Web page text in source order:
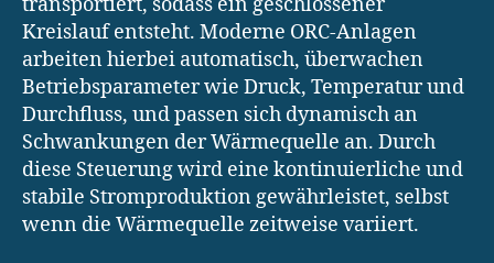
transportiert, sodass ein geschlossener
Kreislauf entsteht. Moderne ORC-Anlagen
arbeiten hierbei automatisch, überwachen
Betriebsparameter wie Druck, Temperatur und
Durchfluss, und passen sich dynamisch an
Schwankungen der Wärmequelle an. Durch
diese Steuerung wird eine kontinuierliche und
stabile Stromproduktion gewährleistet, selbst
wenn die Wärmequelle zeitweise variiert.